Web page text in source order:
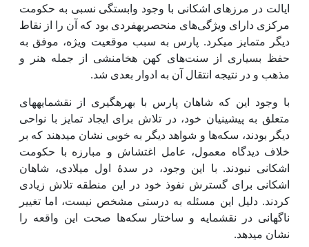
ایالت در مرزهای اشکانی با وجود وابستگی نسبی به حکومت
مرکزی دارای ویژگی‌های منحصر­به­فردی بود که آن را از نقاط
دیگر متمایز می­کرد. پارس به سبب موقعیت ویژه، موفق به
حفظ بسیاری از سنت‌های کهن هخامنشی از جمله هنر و
مذهب و در نتیجه انتقال آن به ادوار بعدی شد.
با وجود این که شاهان پارس با بهره­گیری از نقش­مایه­های
متعلق به پیشینیان خود، در تلاش برای ایجاد تمایز با نواحی
دیگر بودند، سکه‌ها و شواهد دیگر به خوبی نشان می­دهند که بر
خلاف دیدگاه معمول، عامل اغتشاش و مبارزه با حکومت
اشکانی نبودند. با این وجود، در سدۀ اول میلادی، شاهان
اشکانی برای گسترش نفوذ خود در این منطقه تلاش زیادی
کردند. دلیل این مسئله به درستی مشخص نیست، اما تغییر
ناگهانی در نقش­مایه و ساختار سکه‌ها صحت این واقعه را
نشان می­دهد.